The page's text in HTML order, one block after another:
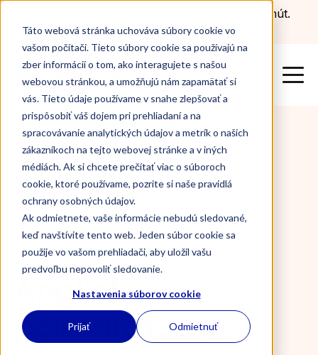
Táto webová stránka uchováva súbory cookie vo
vašom počítači. Tieto súbory cookie sa používajú na
zber informácií o tom, ako interagujete s našou
webovou stránkou, a umožňujú nám zapamätať si
vás. Tieto údaje používame v snahe zlepšovať a
prispôsobiť váš dojem pri prehliadaní a na
spracovávanie analytických údajov a metrík o našich
zákazníkoch na tejto webovej stránke a v iných
médiách. Ak si chcete prečítať viac o súboroch
cookie, ktoré používame, pozrite si naše pravidlá
ochrany osobných údajov.
Ak odmietnete, vaše informácie nebudú sledované,
keď navštívite tento web. Jeden súbor cookie sa
použije vo vašom prehliadači, aby uložil vašu
predvoľbu nepovoliť sledovanie.
Nastavenia súborov cookie
Prijať Odmietnuť
Zistite svoju úroveň cudzieho jazyka za 15 minút.
Otestovať sa teraz
mája 26, 2025
Anglický
polmaratón je